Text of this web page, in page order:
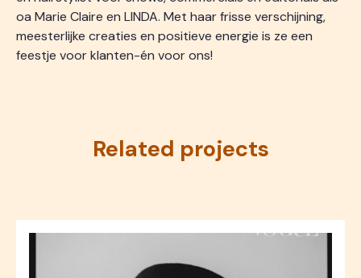
oa Marie Claire en LINDA. Met haar frisse verschijning,
meesterlijke creaties en positieve energie is ze een
feestje voor klanten-én voor ons!
Related projects